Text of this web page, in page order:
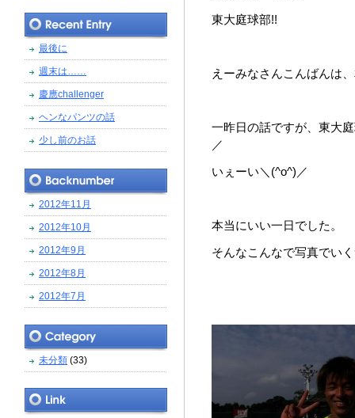
東大庭球部!!
えーみなさんこんばんは
一昨日の話ですが、東大
／
いぇーい＼(^o^)／
本当にいい一日でした。
そんなこんなで写真でい
最後に
週末は……
慶應challenger
ヘンなパンツの話
少し前のお話
2012年11月
2012年10月
2012年9月
2012年8月
2012年7月
未分類 (33)